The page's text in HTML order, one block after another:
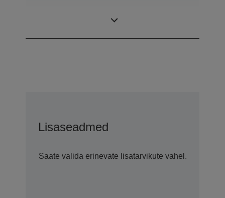
Lisaseadmed
Saate valida erinevate lisatarvikute vahel.